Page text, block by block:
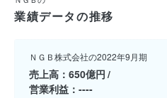
業績データの推移
ＮＧＢ株式会社の2022年9月期
売上高
650億円
営業利益
----